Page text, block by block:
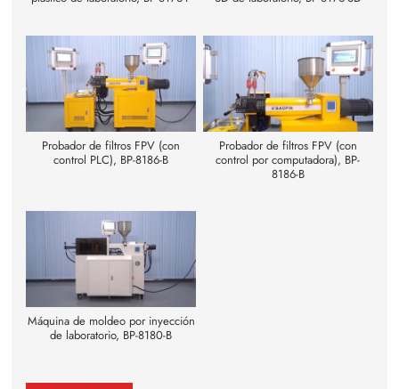
Probador de filtros FPV (con
control PLC), BP-8186-B
Probador de filtros FPV (con
control por computadora), BP-
8186-B
Máquina de moldeo por inyección
de laboratorio, BP-8180-B